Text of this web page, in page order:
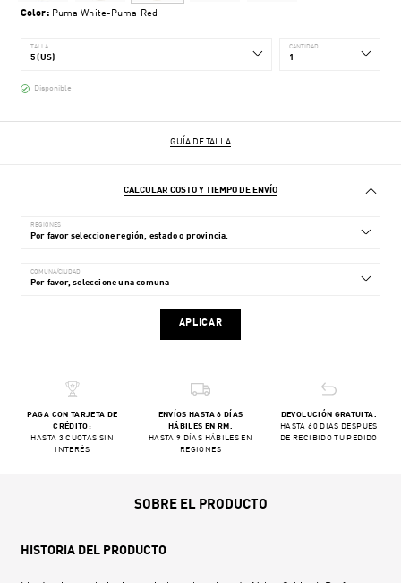
Color: Puma White-Puma Red
TALLA CANTIDAD
Disponible
GUÍA DE TALLA
CALCULAR COSTO Y TIEMPO DE ENVÍO
REGIONES
COMUNA/CIUDAD
APLICAR
PAGA CON TARJETA DE
CRÉDITO:
HASTA 3 CUOTAS SIN
INTERÉS
ENVÍOS HASTA 6 DÍAS
HÁBILES EN RM.
HASTA 9 DÍAS HÁBILES EN
REGIONES
DEVOLUCIÓN GRATUITA.
HASTA 60 DÍAS DESPUÉS
DE RECIBIDO TU PEDIDO
SOBRE EL PRODUCTO
HISTORIA DEL PRODUCTO